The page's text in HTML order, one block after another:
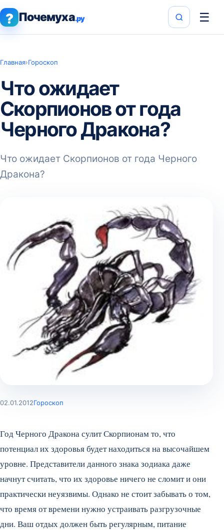
? Почемуха.ру ☰
Главная›Гороскоп
Что ожидает
Скорпионов от года
Черного Дракона?
Что ожидает Скорпионов от года Черного
Дракона?
02.01.2012Гороскоп
Год Черного Дракона сулит Скорпионам то, что
потенциал их здоровья будет находиться на высочайшем
уровне. Представители данного знака зодиака даже
начнут считать, что их здоровье ничего не сломит и они
практически неуязвимы. Однако не стоит забывать о том,
что время от времени нужно устраивать разгрузочные
дни. Ваш отдых должен быть регулярным, питание